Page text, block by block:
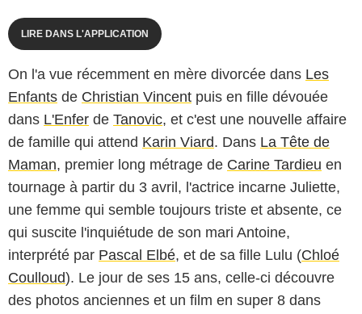
LIRE DANS L'APPLICATION
On l'a vue récemment en mère divorcée dans Les
Enfants de Christian Vincent puis en fille dévouée
dans L'Enfer de Tanovic, et c'est une nouvelle affaire
de famille qui attend Karin Viard. Dans La Tête de
Maman, premier long métrage de Carine Tardieu en
tournage à partir du 3 avril, l'actrice incarne Juliette,
une femme qui semble toujours triste et absente, ce
qui suscite l'inquiétude de son mari Antoine,
interprété par Pascal Elbé, et de sa fille Lulu (Chloé
Coulloud). Le jour de ses 15 ans, celle-ci découvre
des photos anciennes et un film en super 8 dans